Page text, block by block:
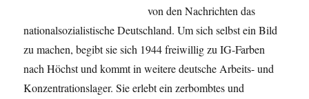
von den Nachrichten das
nationalsozialistische Deutschland. Um sich selbst ein Bild
zu machen, begibt sie sich 1944 freiwillig zu IG-Farben
nach Höchst und kommt in weitere deutsche Arbeits- und
Konzentrationslager. Sie erlebt ein zerbombtes und